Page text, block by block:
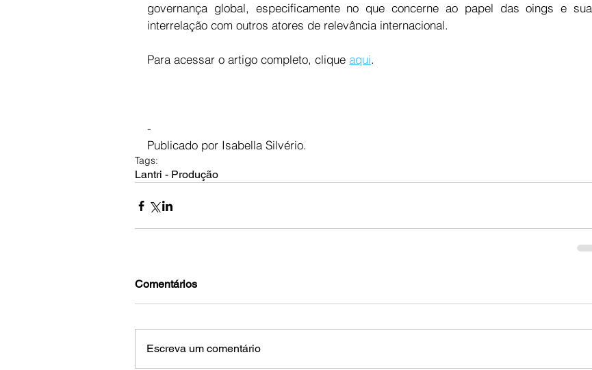
governança global, especificamente no que concerne ao papel das oings e sua
interrelação com outros atores de relevância internacional.
Para acessar o artigo completo, clique aqui.
-
Publicado por Isabella Silvério.
Tags:
Lantri - Produção
Comentários
Escreva um comentário